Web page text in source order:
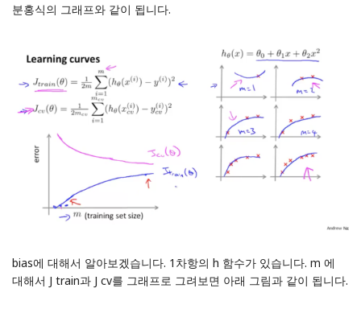
분홍식의 그래프와 같이 됩니다.
bias에 대해서 알아보겠습니다. 1차항의 h 함수가 있습니다. m 에
대해서 J train과 J cv를 그래프로 그려보면 아래 그림과 같이 됩니다.